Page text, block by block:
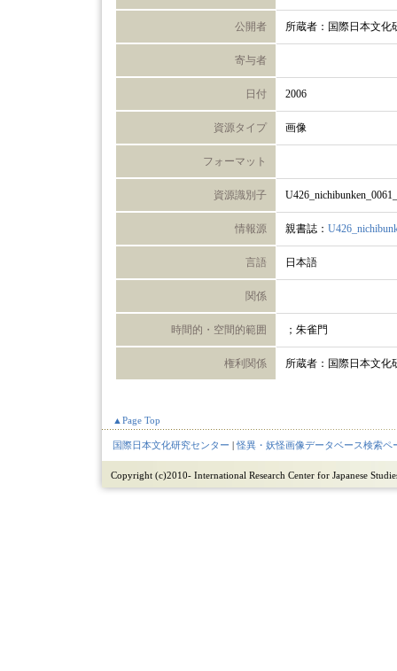
公開者 所蔵者：国際日本文化
寄与者
日付 2006
資源タイプ 画像
フォーマット
資源識別子
情報源 親書誌：
言語 日本語
関係
時間的・空間的範囲 ；朱雀門
権利関係 所蔵者：国際日本文化
▲Page Top
国際日本文化研究センター |怪異・妖怪画像データベース検索ペ
Copyright (c)2010- International Research Center for Japanese